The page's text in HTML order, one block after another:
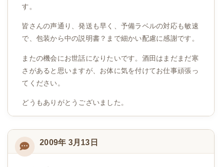
す。
皆さんの声通り、発送も早く、予備ラベルの対応も敏速
で、包装から中の説明書？まで細かい配慮に感謝です。
またの機会にお世話になりたいです。酒田はまだまだ寒
さがあると思いますが、お体に気を付けてお仕事頑張っ
てください。
どうもありがとうございました。
2009年 3月13日